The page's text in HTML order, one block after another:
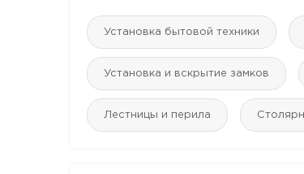
Установка бытовой техники
Установка и вскрытие замков
Лестницы и перила